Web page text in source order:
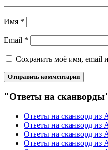
Имя *
Email *
Сохранить моё имя, email
"Ответы на
Ответы на сканворд из
Ответы на сканворд из
Ответы на сканворд из
Ответы на сканворд из